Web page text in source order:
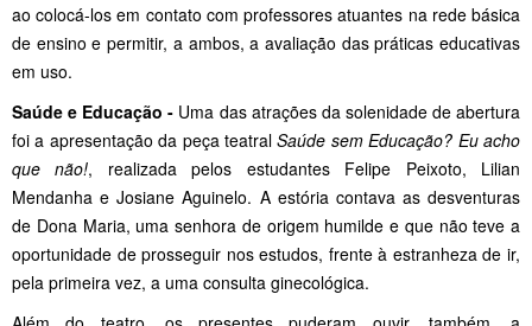
ao colocá-los em contato com professores atuantes na rede básica
de ensino e permitir, a ambos, a avaliação das práticas educativas
em uso.
Saúde e Educação - Uma das atrações da solenidade de abertura
foi a apresentação da peça teatralSaúde sem Educação? Eu acho
que não!, realizada pelos estudantes Felipe Peixoto, Lilian
Mendanha e Josiane Aguinelo. A estória contava as desventuras
de Dona Maria, uma senhora de origem humilde e que não teve a
oportunidade de prosseguir nos estudos, frente à estranheza de ir,
pela primeira vez, a uma consulta ginecológica.